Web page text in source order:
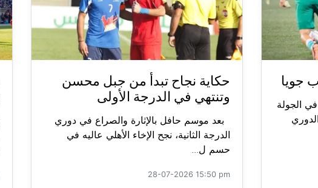
جويا
على جويا الرياضي 2-1، في الجولة
حكاية نجاح تبدأ من جبل محسن
وتنتهي في الدرجة الأولى
بعد موسم حافل بالإثارة والصراع في دوري
الدرجة الثانية، نجح الإخاء الأهلي عاليه في
حسم ل...
28-07-2026 15:50 pm